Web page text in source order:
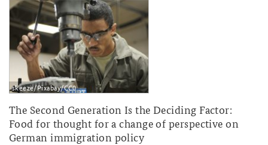
ap3-19_fb.jpg
skeeze/Pixabay/CC0
The Second Generation Is the Deciding Factor:
Food for thought for a change of perspective on
German immigration policy